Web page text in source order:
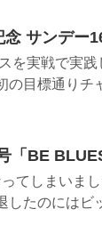
サンデー
実戦で実践
の目標通りチ
「BE
てしまいまし
したのにはビ